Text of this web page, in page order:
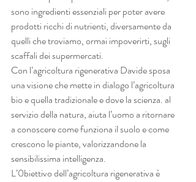
sono ingredienti essenziali per poter avere
prodotti ricchi di nutrienti, diversamente da
quelli che troviamo, ormai impoverirti, sugli
scaffali dei supermercati.
Con l’agricoltura rigenerativa Davide sposa
una visione che mette in dialogo l’agricoltura
bio e quella tradizionale e dove la scienza. al
servizio della natura, aiuta l’uomo a ritornare
a conoscere come funziona il suolo e come
crescono le piante, valorizzandone la
sensibilissima intelligenza.
L’0biettivo dell’agricoltura rigenerativa è